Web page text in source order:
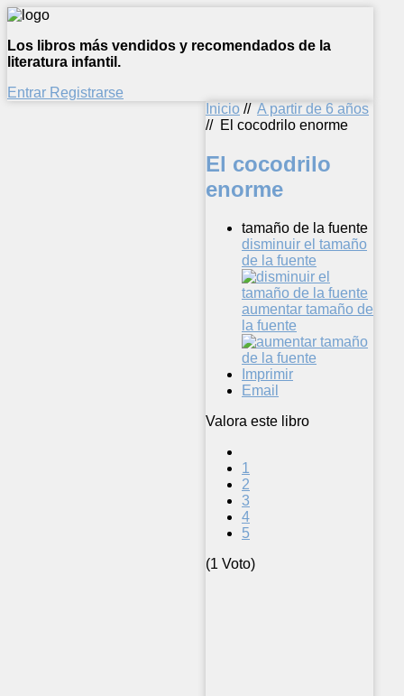
Los libros más vendidos y recomendados de la
literatura infantil.
Entrar Registrarse
Inicio // A partir de 6 años
// El cocodrilo enorme
El cocodrilo
enorme
tamaño de la fuente
disminuir el tamaño
de la fuente
aumentar tamaño de
la fuente
Imprimir
Email
Valora este libro
1
2
3
4
5
(1 Voto)